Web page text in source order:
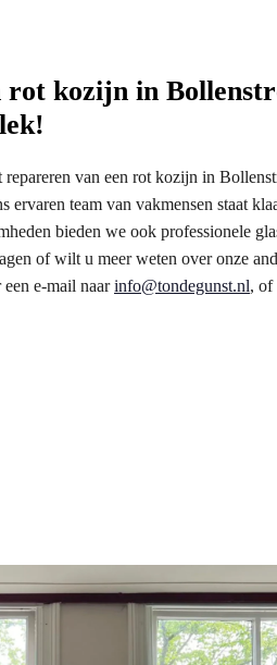
kozijn in
van een rot kozijn in
team van vakmensen staat
bieden we ook professionele
of wilt u meer weten over onze
een e-mail naarinfo@tondegunst.nl, of